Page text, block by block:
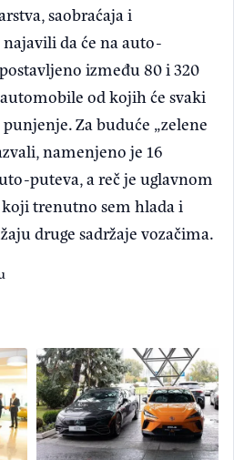
saobraćaja i
da će na auto-
između 80 i 320
od kojih će svaki
Za buduće „zelene
namenjeno je 16
puteva, a reč je uglavnom
trenutno sem hlada i
druge sadržaje vozačima.